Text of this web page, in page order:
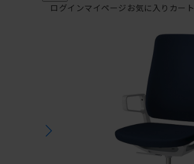
ログインマイページ お気に入り カート